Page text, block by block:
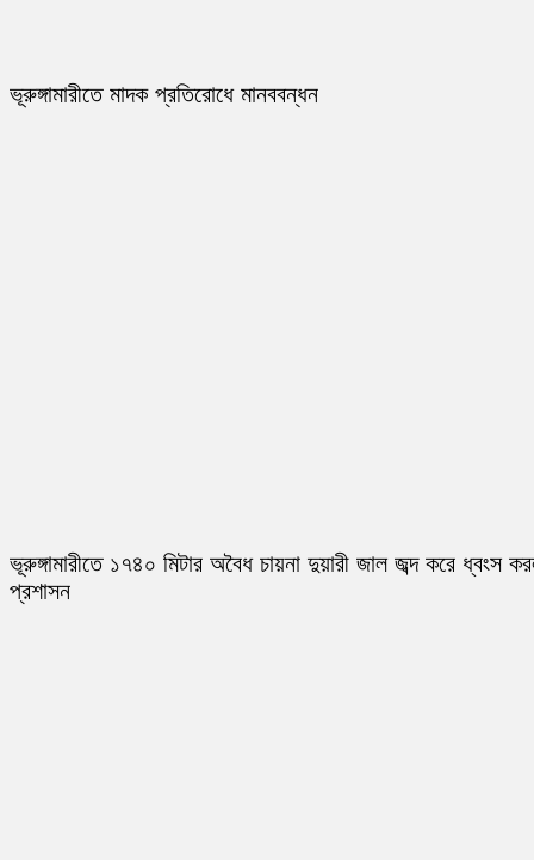
ভূরুঙ্গামারীতে মাদক প্রতিরোধে মানববন্ধন
ভূরুঙ্গামারীতে ১৭৪০ মিটার অবৈধ চায়না দুয়ারী জাল জব্দ করে ধ্বংস
প্রশাসন